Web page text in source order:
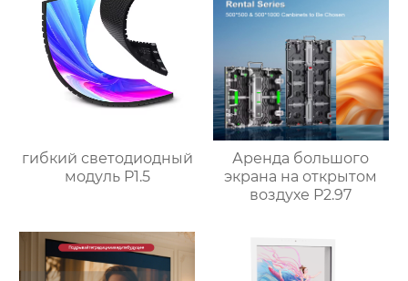
гибкий светодиодный
модуль P1.5
Аренда большого
экрана на открытом
воздухе P2.97